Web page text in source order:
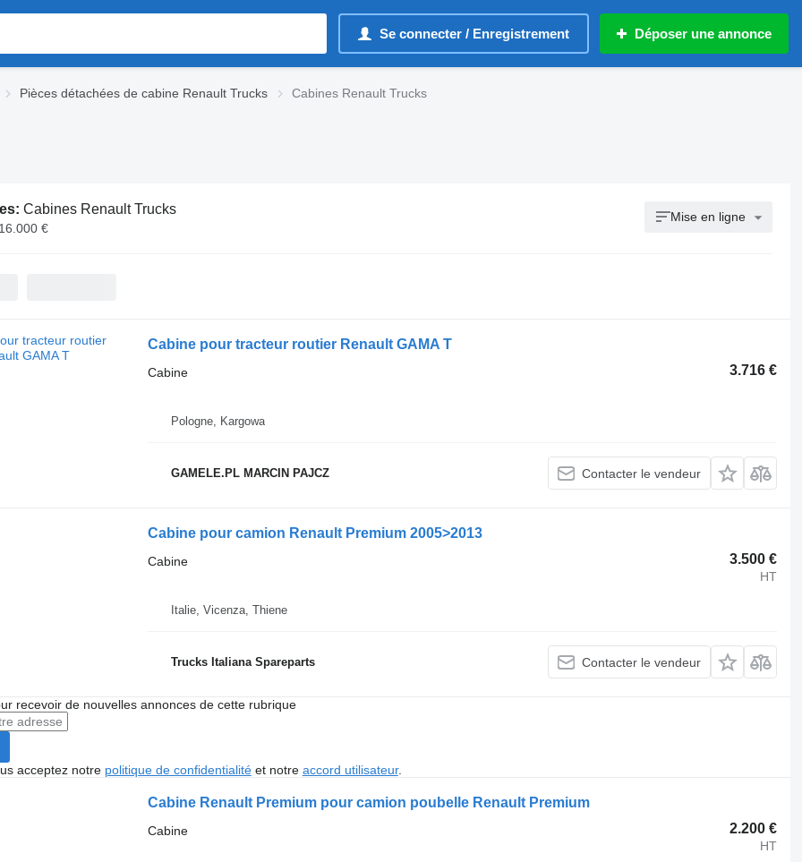
Se connecter / Enregistrement Déposer une annonce
Pièces détachées de cabine Renault Trucks Cabines Renault Trucks
Cabines Renault Trucks
€
Mise en ligne
Cabine pour tracteur routier Renault GAMA T
3.716 €
Cabine
Pologne, Kargowa
GAMELE.PL MARCIN PAJCZ Contacter le vendeur
Cabine pour camion Renault Premium 2005>2013
3.500 €
HT
Cabine
Italie, Vicenza, Thiene
Trucks Italiana Spareparts Contacter le vendeur
recevoir de nouvelles annonces de cette rubrique
acceptez notre politique de confidentialitéet notre accord utilisateur.
Cabine Renault Premium pour camion poubelle Renault Premium
2.200 €
HT
Cabine